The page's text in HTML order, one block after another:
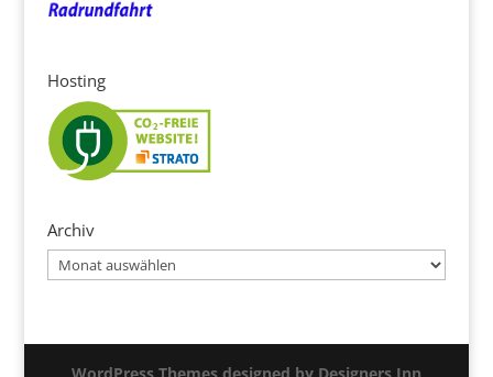
Hosting
Archiv
Archiv